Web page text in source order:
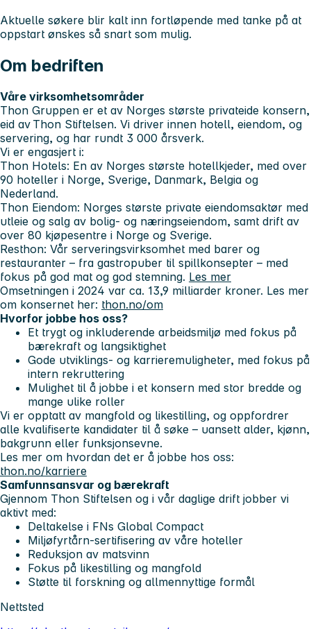
Aktuelle søkere blir kalt inn fortløpende med tanke på at
oppstart ønskes så snart som mulig.
Om bedriften
Våre virksomhetsområder
Thon Gruppen er et av Norges største privateide konsern,
eid av Thon Stiftelsen. Vi driver innen hotell, eiendom, og
servering, og har rundt 3 000 årsverk.
Vi er engasjert i:
Thon Hotels: En av Norges største hotellkjeder, med over
90 hoteller i Norge, Sverige, Danmark, Belgia og
Nederland.
Thon Eiendom: Norges største private eiendomsaktør med
utleie og salg av bolig- og næringseiendom, samt drift av
over 80 kjøpesentre i Norge og Sverige.
Resthon: Vår serveringsvirksomhet med barer og
restauranter – fra gastropuber til spillkonsepter – med
fokus på god mat og god stemning. Les mer
Omsetningen i 2024 var ca. 13,9 milliarder kroner. Les mer
om konsernet her: thon.no/om
Hvorfor jobbe hos oss?
Et trygt og inkluderende arbeidsmiljø med fokus på
bærekraft og langsiktighet
Gode utviklings- og karrieremuligheter, med fokus på
intern rekruttering
Mulighet til å jobbe i et konsern med stor bredde og
mange ulike roller
Vi er opptatt av mangfold og likestilling, og oppfordrer
alle kvalifiserte kandidater til å søke – uansett alder, kjønn,
bakgrunn eller funksjonsevne.
Les mer om hvordan det er å jobbe hos oss:
thon.no/karriere
Samfunnsansvar og bærekraft
Gjennom Thon Stiftelsen og i vår daglige drift jobber vi
aktivt med:
Deltakelse i FNs Global Compact
Miljøfyrtårn-sertifisering av våre hoteller
Reduksjon av matsvinn
Fokus på likestilling og mangfold
Støtte til forskning og allmennyttige formål
Nettsted